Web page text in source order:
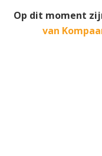
Op dit moment
van